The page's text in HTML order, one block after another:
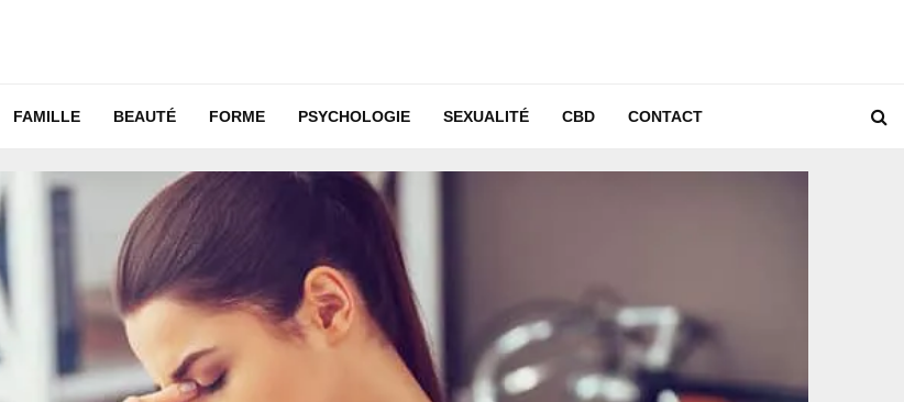
FAMILLE BEAUTÉ FORME PSYCHOLOGIE SEXUALITÉ CBD CONTACT